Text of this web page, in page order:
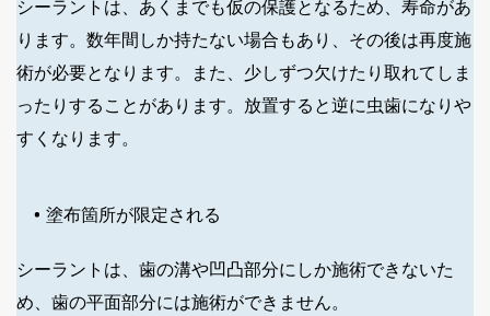
シーラントは、あくまでも仮の保護となるため、寿命があ
ります。数年間しか持たない場合もあり、その後は再度施
術が必要となります。また、少しずつ欠けたり取れてしま
ったりすることがあります。放置すると逆に虫歯になりや
すくなります。
塗布箇所が限定される
シーラントは、歯の溝や凹凸部分にしか施術できないた
め、歯の平面部分には施術ができません。